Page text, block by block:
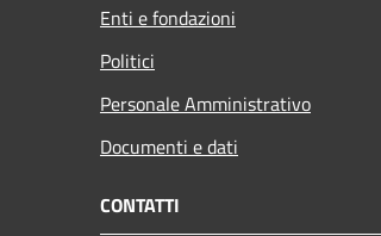
Enti e fondazioni
Politici
Personale Amministrativo
Documenti e dati
CONTATTI